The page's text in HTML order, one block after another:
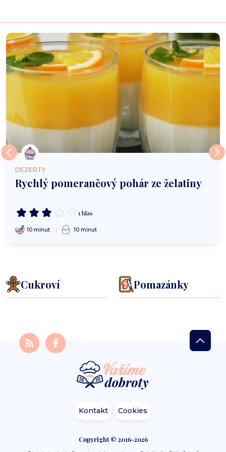
DEZERTY
Rychlý pomerančový pohár ze želatiny
1 hlas
10 minut 10 minut
Cukroví Pomazánky
Kontakt Cookies
Copyright © 2016-2026